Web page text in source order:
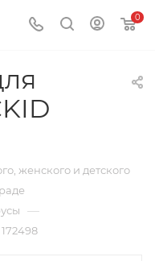
0
женского и детского
—